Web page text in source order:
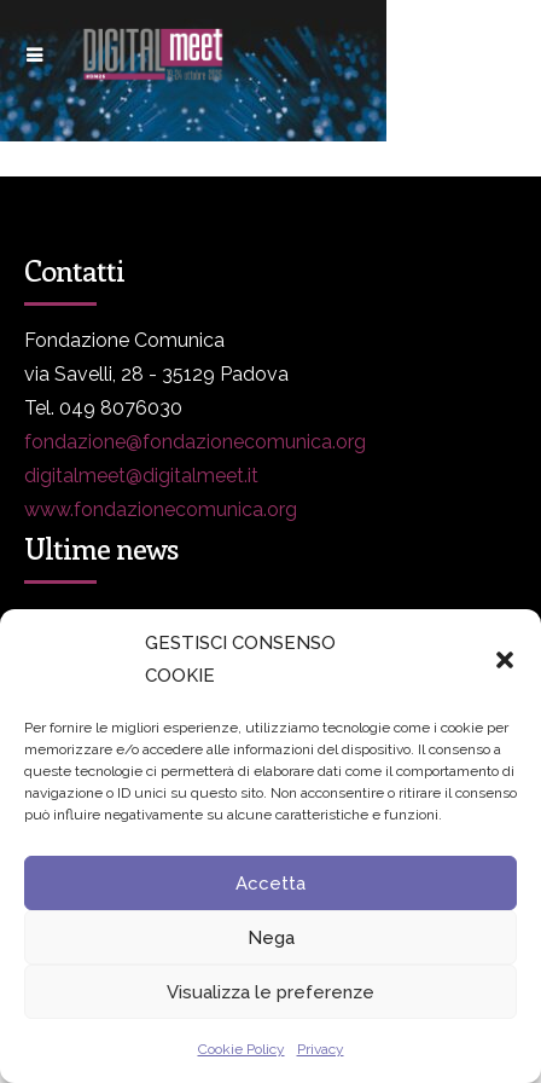
GESTISCI CONSENSO
COOKIE
Per fornire le migliori esperienze, utilizziamo tecnologie come i cookie per
memorizzare e/o accedere alle informazioni del dispositivo. Il consenso a
queste tecnologie ci permetterà di elaborare dati come il comportamento di
navigazione o ID unici su questo sito. Non acconsentire o ritirare il consenso
può influire negativamente su alcune caratteristiche e funzioni.
Accetta
Nega
Visualizza le preferenze
Cookie Policy Privacy
Contatti
Fondazione Comunica
via Savelli, 28 - 35129 Padova
Tel. 049 8076030
fondazione@fondazionecomunica.org
digitalmeet@digitalmeet.it
www.fondazionecomunica.org
Ultime news
secsolutionforum 2026: è Bologna la nuova capitale
italiana della security
Padre Benanti: «Intelligenza artificiale? Contro i nuovi
algoritmi del potere serve una governance condivisa»
21 Luglio 2026
Edvance – Digital Education Hub Higher Education 15